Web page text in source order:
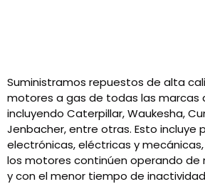
Suministramos repuestos de alta
motores a gas de todas las marcas
incluyendo Caterpillar, Waukesha,
Jenbacher, entre otras. Esto incluye
electrónicas, eléctricas y
los motores continúen operando de
y con el menor tiempo de